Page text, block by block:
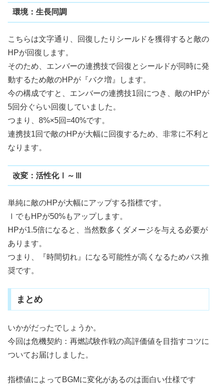
環境：生長同調
こちらは文字通り、回復したりシールドを獲得すると敵の
HPが回復します。
そのため、エンバーの連携技で回復とシールドが同時に発
動するため敵のHPが『バク増』します。
今の構成ですと、エンバーの連携技1回につき、敵のHPが
5回分ぐらい回復していました。
つまり、8%×5回=40%です。
連携技1回で敵のHPが大幅に回復するため、非常に不利と
なります。
改変：活性化Ⅰ～Ⅲ
単純に敵のHPが大幅にアップする指標です。
ⅠでもHPが50%もアップします。
HPが1.5倍になると、当然数多くダメージを与える必要が
あります。
つまり、『時間切れ』になる可能性が高くなるためパス推
奨です。
まとめ
いかがだったでしょうか。
今回は危機契約：再燃試験作戦の高評価値を目指すコツに
ついてお届けしました。
指標値によってBGMに変化があるのは面白い仕様です